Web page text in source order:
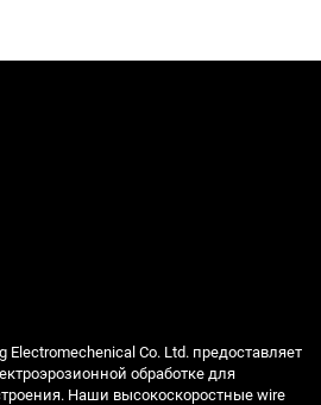
Electromechenical Co. Ltd. предоставляет
обработке для
Наши высокоскоростные wire